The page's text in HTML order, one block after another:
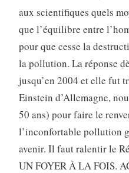
aux scientifiques quels
que l’équilibre entre
pour que cesse la
la pollution. La réponse
jusqu’en 2004 et elle fut
Einstein d’Allemagne,
50 ans) pour faire le
l’inconfortable pollution
avenir. Il faut ralentir le
UN FOYER À LA FOIS.